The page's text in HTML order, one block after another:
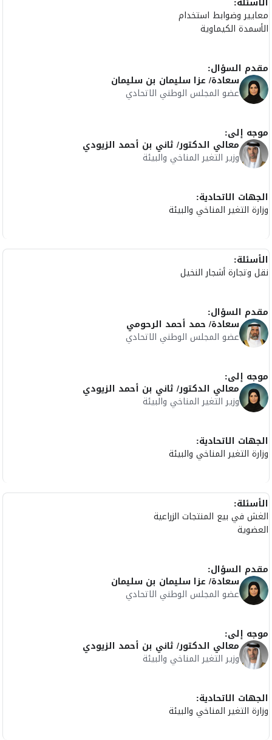
معايير وضوابط استخدام
الأسمدة الكيماوية
مقدم السؤال:
سعادة/ عزا سليمان بن سليمان
عضو المجلس الوطني الاتحادي
موجه إلى:
معالي الدكتور/ ثاني بن أحمد الزيودي
وزير التغير المناخي والبيئة
الجهات الاتحادية:
وزارة التغير المناخي والبيئة
الأسئلة:
نقل وتجارة أشجار النخيل
مقدم السؤال:
سعادة/ حمد أحمد الرحومي
عضو المجلس الوطني الاتحادي
موجه إلى:
معالي الدكتور/ ثاني بن أحمد الزيودي
وزير التغير المناخي والبيئة
الجهات الاتحادية:
وزارة التغير المناخي والبيئة
الأسئلة:
الغش في بيع المنتجات الزراعية
العضوية
مقدم السؤال:
سعادة/ عزا سليمان بن سليمان
عضو المجلس الوطني الاتحادي
موجه إلى:
معالي الدكتور/ ثاني بن أحمد الزيودي
وزير التغير المناخي والبيئة
الجهات الاتحادية:
وزارة التغير المناخي والبيئة